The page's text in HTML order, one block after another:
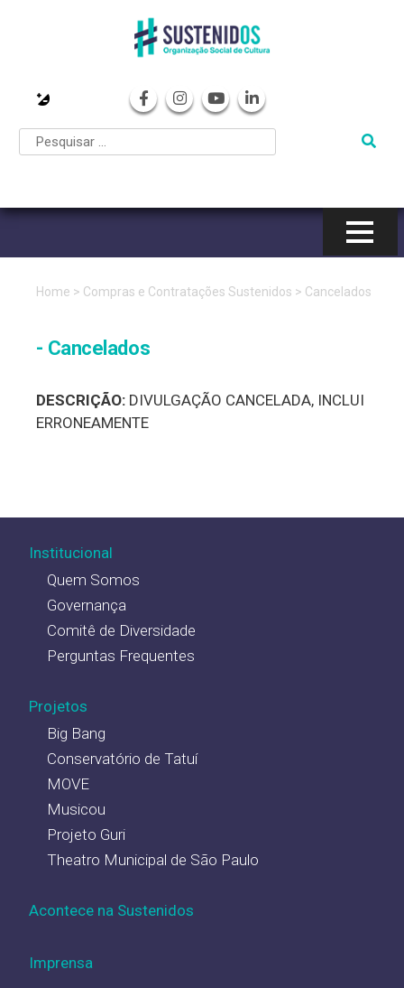
Pular
o
Home > Compras e Contratações Sustenidos > Cancelados
- Cancelados
DESCRIÇÃO: DIVULGAÇÃO CANCELADA, INCLUI
ERRONEAMENTE
Institucional
Quem Somos
Governança
Comitê de Diversidade
Perguntas Frequentes
Projetos
Big Bang
Conservatório de Tatuí
MOVE
Musicou
Projeto Guri
Theatro Municipal de São Paulo
Acontece na Sustenidos
Imprensa